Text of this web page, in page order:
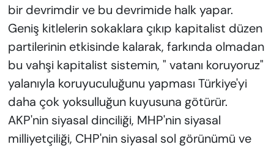
bir devrimdir ve bu devrimide halk yapar.
Geniş kitlelerin sokaklara çıkıp kapitalist düzen
partilerinin etkisinde kalarak, farkında olmadan
bu vahşi kapitalist sistemin, " vatanı koruyoruz"
yalanıyla koruyuculuğunu yapması Türkiye'yi
daha çok yoksulluğun kuyusuna götürür.
AKP'nin siyasal dinciliği, MHP'nin siyasal
milliyetçiliği, CHP'nin siyasal sol görünümü ve